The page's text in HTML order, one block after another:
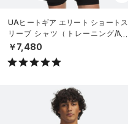
UAヒートギア エリート ショートス
リーブ シャツ（トレーニング/ME
N）
￥7,480